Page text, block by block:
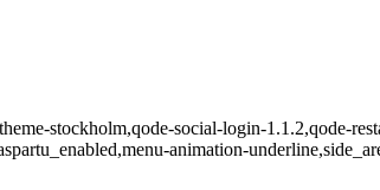
stockholm,qode-social-login-1.1.2,qode-
animation-